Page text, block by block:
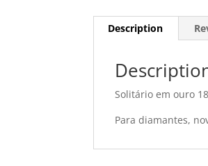
Description
Solitário em ouro
Para diamantes,